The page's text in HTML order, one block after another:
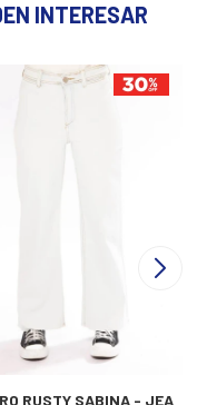
INTERESAR
RUSTY SABINA - JEA